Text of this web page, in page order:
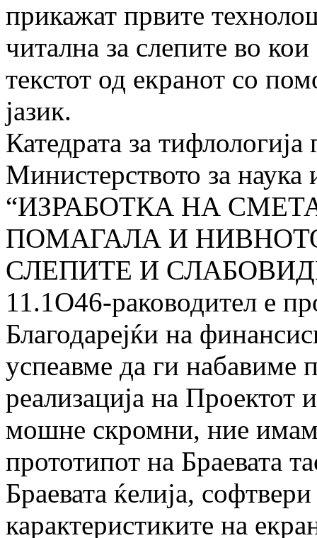
прикажат првите
читална за слепите во
текстот од екранот со
јазик.
Катедрата за
Министерството за наука
“ИЗРАБОТКА НА
ПОМАГАЛА И
СЛЕПИТЕ И
11.1О46-раководител е
Благодарејќи на
успеавме да ги набавиме
реализација на
мошне скромни, ние
прототипот на Браевата
Браевата ќелија,
карактеристиките на